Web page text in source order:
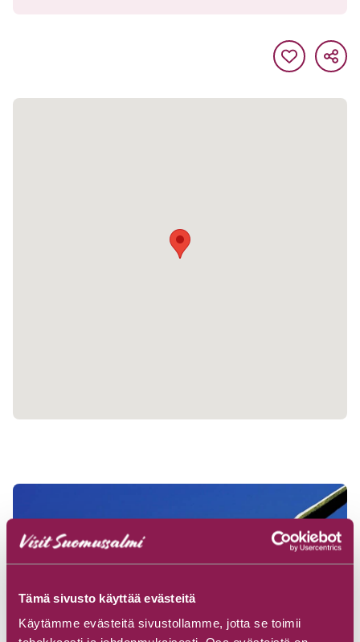
Tämä sivusto käyttää evästeitä
Käytämme evästeitä sivustollamme, jotta se toimii